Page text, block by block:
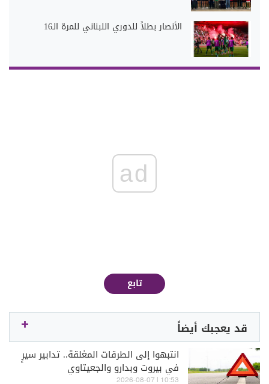
الأنصار بطلاً للدوري اللبناني للمرة الـ16
ad
تابع
قد يعجبك أيضاً
انتبهوا إلى الطرقات المغلقة.. تدابير سيرٍ
في بيروت وبدارو والجعيتاوي
10:53 | 2026-08-07